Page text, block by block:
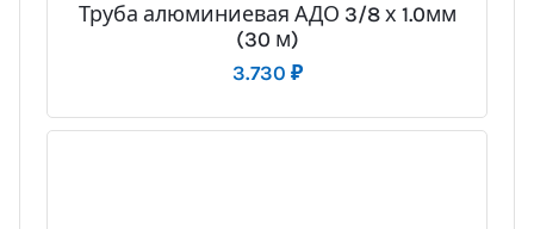
Труба алюминиевая АДО 3/8 х 1.0мм
(30 м)
3.730 ₽